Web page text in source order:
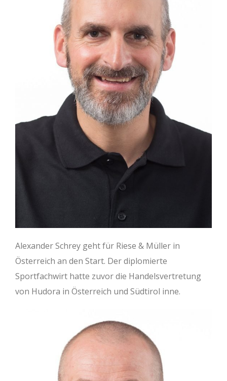
Alexander Schrey geht für Riese & Müller in
Österreich an den Start. Der diplomierte
Sportfachwirt hatte zuvor die Handelsvertretung
von Hudora in Österreich und Südtirol inne.